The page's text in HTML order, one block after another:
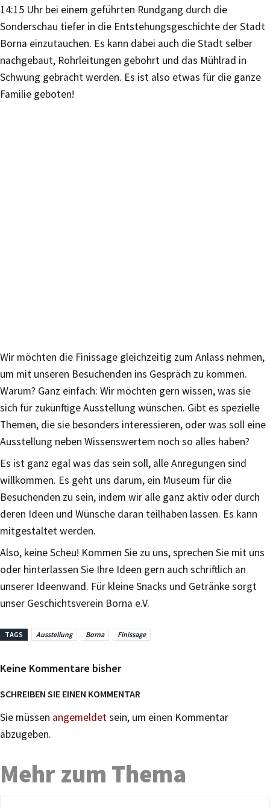
14:15 Uhr bei einem geführten Rundgang durch die
Sonderschau tiefer in die Entstehungsgeschichte der Stadt
Borna einzutauchen. Es kann dabei auch die Stadt selber
nachgebaut, Rohrleitungen gebohrt und das Mühlrad in
Schwung gebracht werden. Es ist also etwas für die ganze
Familie geboten!
Wir möchten die Finissage gleichzeitig zum Anlass nehmen,
um mit unseren Besuchenden ins Gespräch zu kommen.
Warum? Ganz einfach: Wir möchten gern wissen, was sie
sich für zukünftige Ausstellung wünschen. Gibt es spezielle
Themen, die sie besonders interessieren, oder was soll eine
Ausstellung neben Wissenswertem noch so alles haben?
Es ist ganz egal was das sein soll, alle Anregungen sind
willkommen. Es geht uns darum, ein Museum für die
Besuchenden zu sein, indem wir alle ganz aktiv oder durch
deren Ideen und Wünsche daran teilhaben lassen. Es kann
mitgestaltet werden.
Also, keine Scheu! Kommen Sie zu uns, sprechen Sie mit uns
oder hinterlassen Sie Ihre Ideen gern auch schriftlich an
unserer Ideenwand. Für kleine Snacks und Getränke sorgt
unser Geschichtsverein Borna e.V.
TAGS Ausstellung Borna Finissage
Keine Kommentare bisher
SCHREIBEN SIE EINEN KOMMENTAR
Sie müssen angemeldetsein, um einen Kommentar
abzugeben.
Mehr zum Thema